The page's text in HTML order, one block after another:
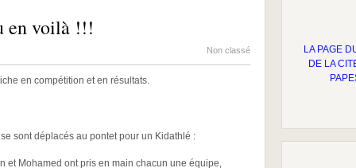
en voilà !!!
Non classé
en compétition et en résultats.
sont déplacés au pontet pour un Kidathlé :
et Mohamed ont pris en main chacun une équipe,
LA PAGE
DE LA